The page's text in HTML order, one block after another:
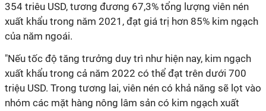
354 triêu USD, tương đương 67,3% tổng lượng viên nén
xuất khẩu trong năm 2021, đạt giá trị hơn 85% kim ngạch
của năm ngoái.
"Nếu tốc độ tăng trưởng duy trì như hiện nay, kim ngạch
xuất khẩu trong cả năm 2022 có thể đạt trên dưới 700
triệu USD. Trong tương lai, viên nén có khả năng sẽ lọt vào
nhóm các mặt hàng nông lâm sản có kim ngạch xuất